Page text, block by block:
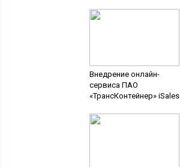
Внедрение онлайн-
сервиса ПАО
«ТрансКонтейнер» iSales